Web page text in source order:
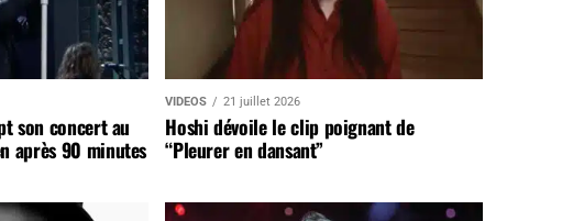
son concert au
après 90 minutes
VIDEOS 21 juillet 2026
Hoshi dévoile le clip poignant de
“Pleurer en dansant”